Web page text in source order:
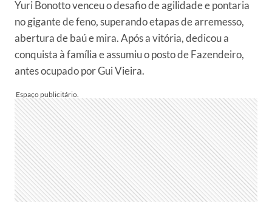
Yuri Bonotto venceu o desafio de agilidade e pontaria
no gigante de feno, superando etapas de arremesso,
abertura de baú e mira. Após a vitória, dedicou a
conquista à família e assumiu o posto de Fazendeiro,
antes ocupado por Gui Vieira.